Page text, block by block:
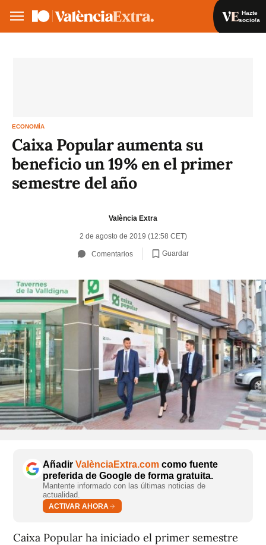
Hazte
socio/a
ECONOMÍA
Caixa Popular aumenta su
beneficio un 19% en el primer
semestre del año
València Extra
2 de agosto de 2019 (12:58 CET)
Comentarios Guardar
Añadir ValènciaExtra.com como fuente
preferida de Google de forma gratuita.
Mantente informado con las últimas noticias de
actualidad.
ACTIVAR AHORA
Caixa Popular ha iniciado el primer semestre